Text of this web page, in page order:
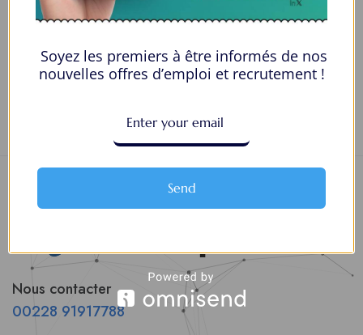
Nous contacter
00228 91917788
Soyez les premiers à être informés de nos
nouvelles offres d’emploi et recrutement !
Send